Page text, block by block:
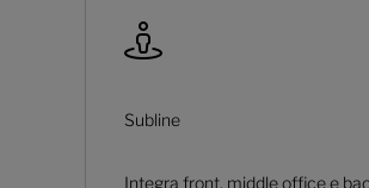
Subline
Integra front, middle office e